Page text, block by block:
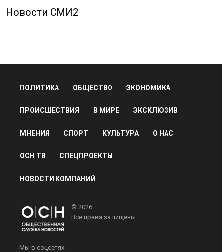
Новости СМИ2
ПОЛИТИКА ОБЩЕСТВО ЭКОНОМИКА
ПРОИСШЕСТВИЯ В МИРЕ ЭКСКЛЮЗИВ
МНЕНИЯ СПОРТ КУЛЬТУРА О НАС
ОСН ТВ СПЕЦПРОЕКТЫ
НОВОСТИ КОМПАНИЙ
© 2026
Все права защищены
Мы в соцсетях